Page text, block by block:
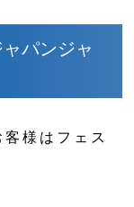
パンジャ
様はフェス